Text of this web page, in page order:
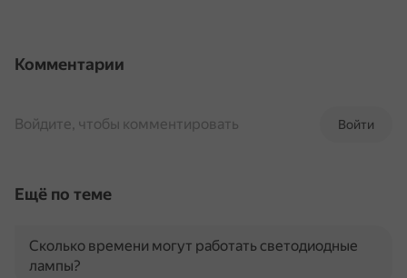
Комментарии
Войти
Войдите, чтобы комментировать
Ещё по теме
Сколько времени могут работать светодиодные
лампы?